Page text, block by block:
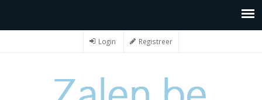
Login Registreer